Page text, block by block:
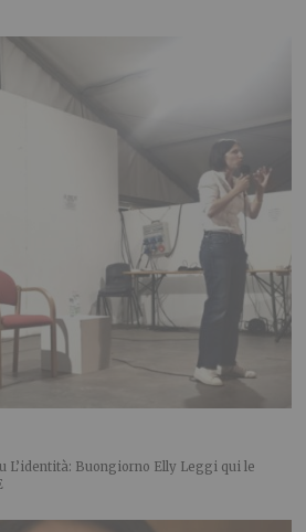
L’identità: Buongiorno Elly Leggi qui le